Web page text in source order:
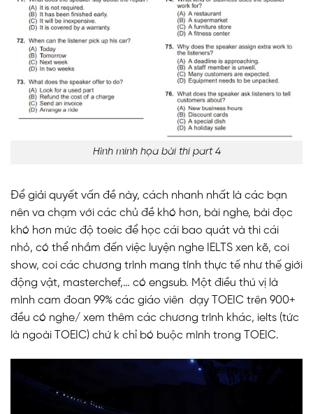
Hình minh họa bài thi part 4
Để giải quyết vấn đề này, cách nhanh nhất là các bạn
nên va chạm với các chủ đề khó hơn, bài nghe, bài đọc
khó hơn mức độ toeic để học cái bao quát và thi cái
nhỏ, có thể nhắm đến việc luyện nghe IELTS xen kẽ, coi
show, coi các chương trình mang tính thực tế như thế giới
động vật, masterchef,… có engsub. Một điều thú vị là
mình cam đoan 99% các giáo viên dạy TOEIC trên 900+
đều có nghe/ xem thêm các chương trình khác, ielts (tức
là ngoài TOEIC) chứ k chỉ bó buộc mình trong TOEIC.